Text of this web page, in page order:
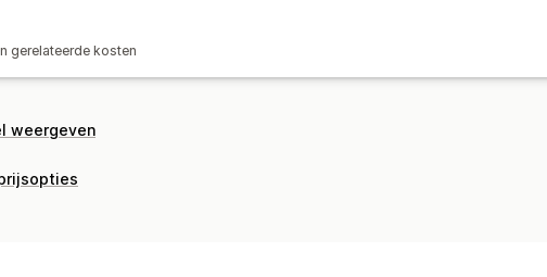
gerelateerde kosten
weergeven